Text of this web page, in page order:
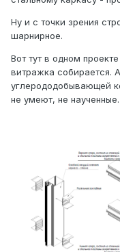
Ну и с точки зрения
шарнирное.
Вот тут в одном
витражка собирается.
углерододобывающей
не умеют, не наученные.